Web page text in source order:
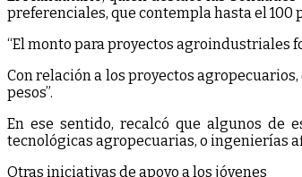
preferenciales, que contempla hasta el 100
“El monto para proyectos agroindustriales
Con relación a los proyectos
pesos”.
En ese sentido, recalcó que algunos de
tecnológicas agropecuarias, o ingenierías
Otras iniciativas de apoyo a los jóvenes